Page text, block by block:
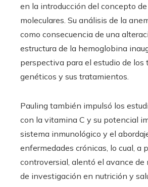
en la introducción del concepto
moleculares. Su análisis de la
como consecuencia de una
estructura de la hemoglobina
perspectiva para el estudio de los
genéticos y sus tratamientos.
Pauling también impulsó los
con la vitamina C y su potencial
sistema inmunológico y el
enfermedades crónicas, lo cual, a
controversial, alentó el avance de
de investigación en nutrición y